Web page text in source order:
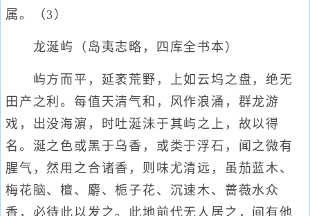
属。（3）
龙涎屿（岛夷志略，四库全书本）
屿方而平，延袤荒野，上如云坞之盘，绝无
田产之利。每值天清气和，风作浪涌，群龙游
戏，出没海濵，时吐涎沬于其屿之上，故以得
名。涎之色或黑于乌香，或类于浮石，闻之微有
腥气，然用之合诸香，则味尤清远，虽茄蓝木、
梅花脑、檀、麝、栀子花、沉速木、蔷薇水众
香，必待此以发之。此地前代无人居之，间有他